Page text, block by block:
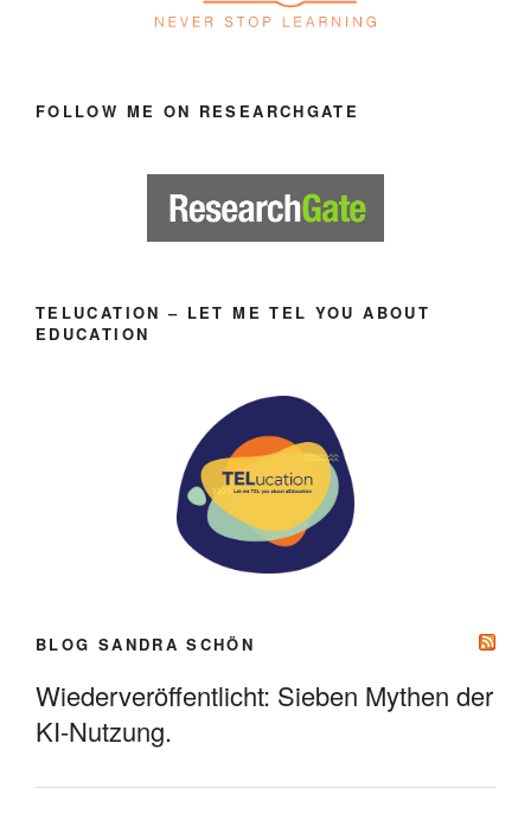
FOLLOW ME ON RESEARCHGATE
TELUCATION – LET ME TEL YOU ABOUT
EDUCATION
BLOG SANDRA SCHÖN
Wiederveröffentlicht: Sieben Mythen der
KI-Nutzung.